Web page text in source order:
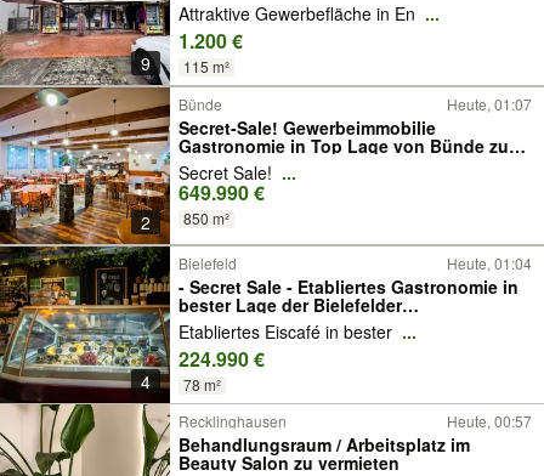
9
Attraktive Gewerbefläche in En ...
1.200 €
115 m²
2
Bünde Heute, 01:07
Secret-Sale! Gewerbeimmobilie
Gastronomie in Top Lage von Bünde zu
verkaufen!
Secret Sale! ...
649.990 €
850 m²
4
Bielefeld Heute, 01:04
- Secret Sale - Etabliertes Gastronomie in
bester Lage der Bielefelder
Fußgängerzone abzugeben!
Etabliertes Eiscafé in bester ...
224.990 €
78 m²
Recklinghausen Heute, 00:57
Behandlungsraum / Arbeitsplatz im
Beauty Salon zu vermieten